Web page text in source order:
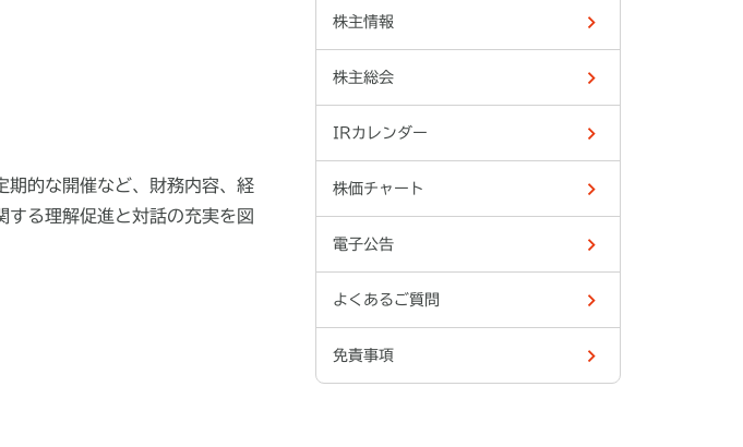
期的な開催など、財務内容、経
る理解促進と対話の充実を図
株主情報
株主総会
IRカレンダー
株価チャート
電子公告
よくあるご質問
免責事項